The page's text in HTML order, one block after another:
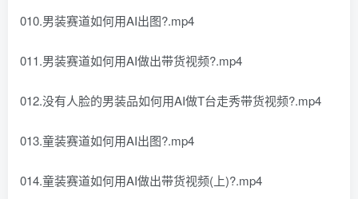
010.男装赛道如何用AI出图?.mp4
011.男装赛道如何用AI做出带货视频?.mp4
012.没有人脸的男装品如何用AI做T台走秀带货视频?.mp4
013.童装赛道如何用AI出图?.mp4
014.童装赛道如何用AI做出带货视频(上)?.mp4